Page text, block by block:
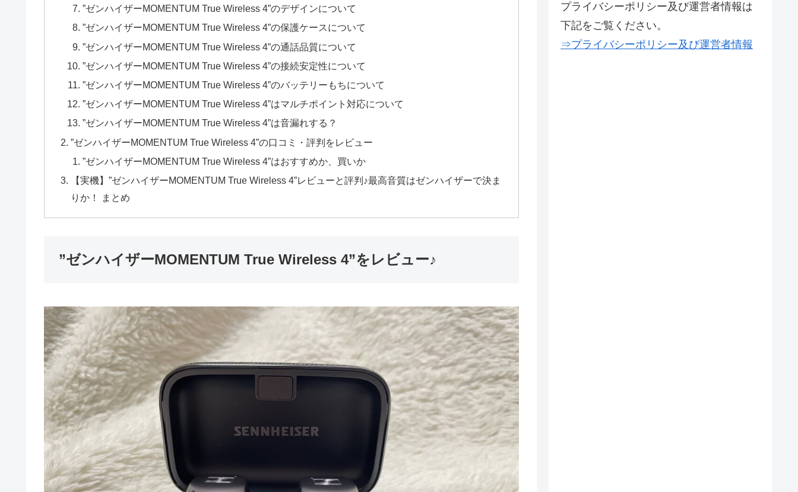
”ゼンハイザーMOMENTUM True Wireless 4”のデザインについて
”ゼンハイザーMOMENTUM True Wireless 4”の保護ケースについて
”ゼンハイザーMOMENTUM True Wireless 4”の通話品質について
”ゼンハイザーMOMENTUM True Wireless 4”の接続安定性について
”ゼンハイザーMOMENTUM True Wireless 4”のバッテリーもちについて
”ゼンハイザーMOMENTUM True Wireless 4”はマルチポイント対応について
”ゼンハイザーMOMENTUM True Wireless 4”は音漏れする？
”ゼンハイザーMOMENTUM True Wireless 4”の口コミ・評判をレビュー
”ゼンハイザーMOMENTUM True Wireless 4”はおすすめか、買いか
【実機】”ゼンハイザーMOMENTUM True Wireless 4”レビューと評判♪最高音質はゼンハイザーで決ま
りか！ まとめ
”ゼンハイザーMOMENTUM True Wireless 4”をレビュー♪
プライバシーポリシー及び運営者情報は
下記をご覧ください。
⇒プライバシーポリシー及び運営者情報